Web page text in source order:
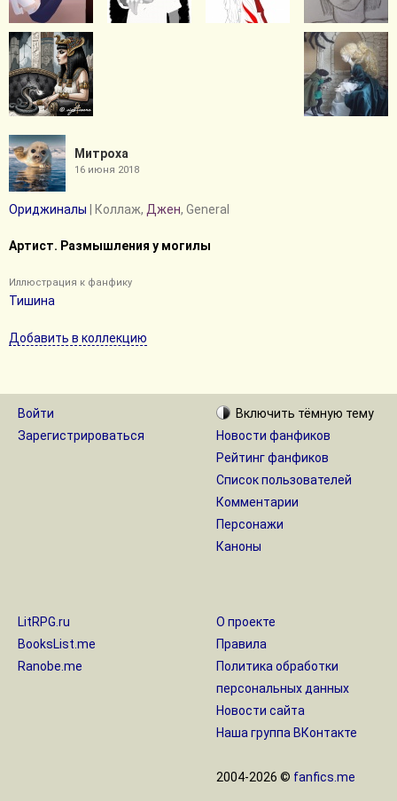
Митроха
16 июня 2018
Ориджиналы | Коллаж, Джен, General
Артист. Размышления у могилы
Иллюстрация к фанфику
Тишина
Добавить в коллекцию
Войти
Зарегистрироваться
Включить тёмную тему
Новости фанфиков
Рейтинг фанфиков
Список пользователей
Комментарии
Персонажи
Каноны
LitRPG.ru
BooksList.me
Ranobe.me
О проекте
Правила
Политика обработки
персональных данных
Новости сайта
Наша группа ВКонтакте
2004-2026 © fanfics.me